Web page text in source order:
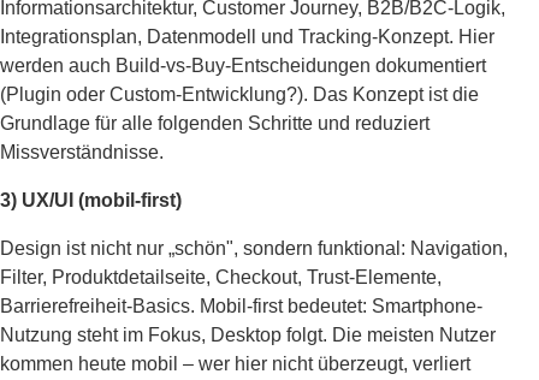
Informationsarchitektur, Customer Journey, B2B/B2C-Logik,
Integrationsplan, Datenmodell und Tracking-Konzept. Hier
werden auch Build-vs-Buy-Entscheidungen dokumentiert
(Plugin oder Custom-Entwicklung?). Das Konzept ist die
Grundlage für alle folgenden Schritte und reduziert
Missverständnisse.
3) UX/UI (mobil-first)
Design ist nicht nur „schön", sondern funktional: Navigation,
Filter, Produktdetailseite, Checkout, Trust-Elemente,
Barrierefreiheit-Basics. Mobil-first bedeutet: Smartphone-
Nutzung steht im Fokus, Desktop folgt. Die meisten Nutzer
kommen heute mobil – wer hier nicht überzeugt, verliert